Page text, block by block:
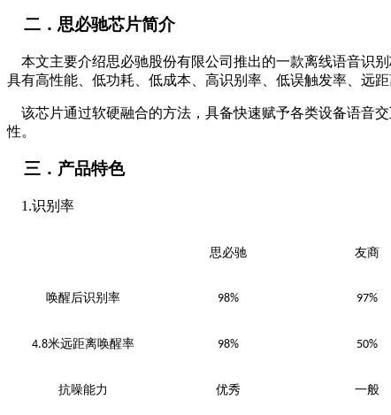
二．思必驰芯片简介
本文主要介绍思必驰股份有限公司推出的一款离线语音识
具有高性能、低功耗、低成本、高识别率、低误触发率、远
该芯片通过软硬融合的方法，具备快速赋予各类设备语音
性。
三．产品特色
1.识别率
思必驰 友商
唤醒后识别率 98% 97%
4.8米远距离唤醒率 98% 50%
抗噪能力 优秀 一般